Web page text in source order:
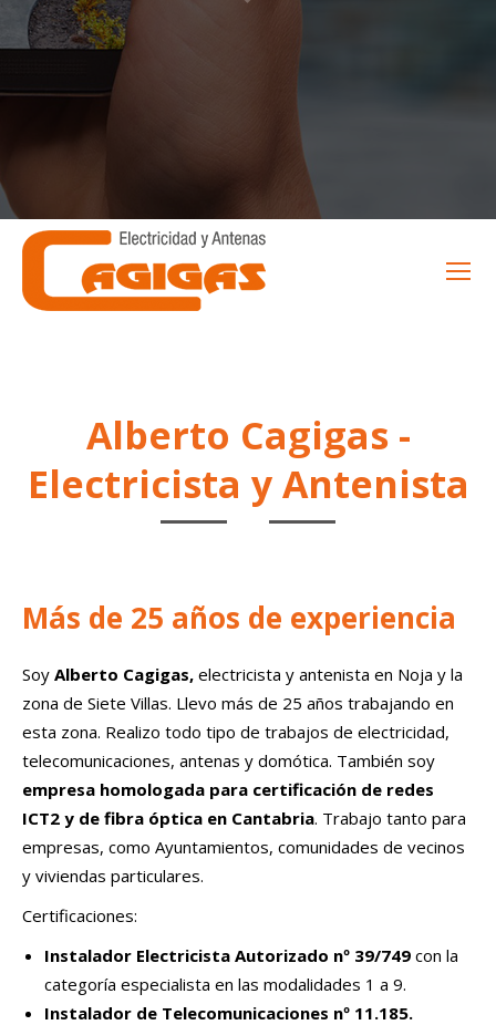
Alberto Cagigas -
Electricista y Antenista
Más de 25 años de experiencia
Soy Alberto Cagigas, electricista y antenista en Noja y la
zona de Siete Villas. Llevo más de 25 años trabajando en
esta zona. Realizo todo tipo de trabajos de electricidad,
telecomunicaciones, antenas y domótica. También soy
empresa homologada para certificación de redes
ICT2 y de fibra óptica en Cantabria. Trabajo tanto para
empresas, como Ayuntamientos, comunidades de vecinos
y viviendas particulares.
Certificaciones:
Instalador Electricista Autorizado nº 39/749 con la
categoría especialista en las modalidades 1 a 9.
Instalador de Telecomunicaciones nº 11.185.